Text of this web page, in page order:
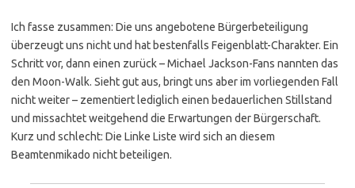
Ich fasse zusammen: Die uns angebotene Bürgerbeteiligung
überzeugt uns nicht und hat bestenfalls Feigenblatt-Charakter. Ein
Schritt vor, dann einen zurück – Michael Jackson-Fans nannten das
den Moon-Walk. Sieht gut aus, bringt uns aber im vorliegenden Fall
nicht weiter – zementiert lediglich einen bedauerlichen Stillstand
und missachtet weitgehend die Erwartungen der Bürgerschaft.
Kurz und schlecht: Die Linke Liste wird sich an diesem
Beamtenmikado nicht beteiligen.